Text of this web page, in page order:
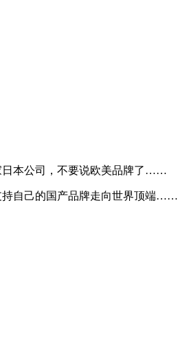
日本公司，不要说欧美品牌了……
持自己的国产品牌走向世界顶端……